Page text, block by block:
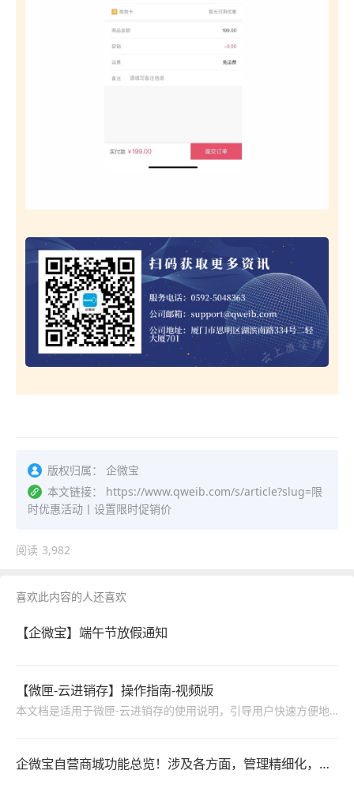
版权归属：
企微宝
本文链接：
https://www.qweib.com/s/article?slug=限
时优惠活动丨设置限时促销价
阅读 3,982
喜欢此内容的人还喜欢
【企微宝】端午节放假通知
【微匣-云进销存】操作指南-视频版
本文档是适用于微匣-云进销存的使用说明，引导用户快速方便地使用系统，包括进销存、系统管理、财务管理等功能的操作说明。
企微宝自营商城功能总览！涉及各方面，管理精细化，帮助企业追赶销售潮流提高营业额！3